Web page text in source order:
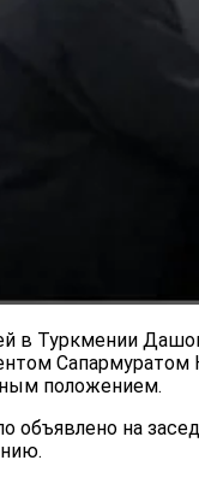
в Туркмении
положением.
объявлено на